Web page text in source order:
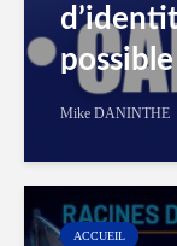
Mike DANINTHE
ACCUEIL